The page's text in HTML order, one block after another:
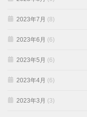
2023年7月 (8)
2023年6月 (6)
2023年5月 (6)
2023年4月 (6)
2023年3月 (3)